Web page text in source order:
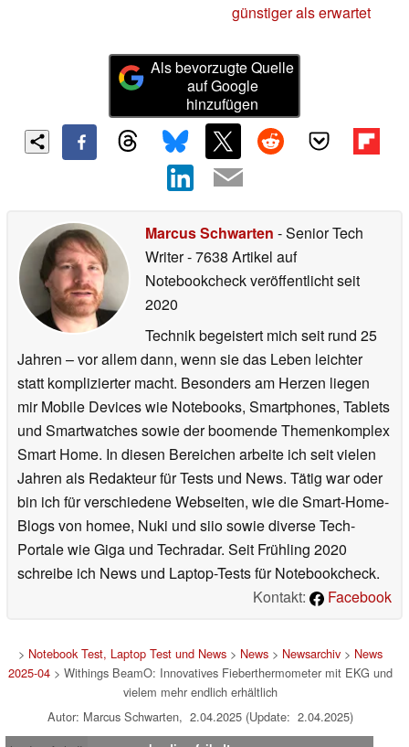
günstiger als erwartet
Als bevorzugte Quelle
auf Google
hinzufügen
Marcus Schwarten - Senior Tech
Writer- 7638 Artikel auf
Notebookcheck veröffentlichtseit
2020
Technik begeistert mich seit rund 25
Jahren – vor allem dann, wenn sie das Leben leichter
statt komplizierter macht. Besonders am Herzen liegen
mir Mobile Devices wie Notebooks, Smartphones, Tablets
und Smartwatches sowie der boomende Themenkomplex
Smart Home. In diesen Bereichen arbeite ich seit vielen
Jahren als Redakteur für Tests und News. Tätig war oder
bin ich für verschiedene Webseiten, wie die Smart-Home-
Blogs von homee, Nuki und siio sowie diverse Tech-
Portale wie Giga und Techradar. Seit Frühling 2020
schreibe ich News und Laptop-Tests für Notebookcheck.
Kontakt:
Facebook
> Notebook Test, Laptop Test und News> News> Newsarchiv> News
2025-04> Withings BeamO: Innovatives Fieberthermometer mit EKG und
vielem mehr endlich erhältlich
Autor: Marcus Schwarten, 2.04.2025 (Update: 2.04.2025)